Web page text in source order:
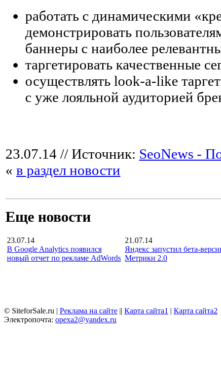
работать с динамическими
демонстрировать
баннеры с наиболее
таргетировать качественные
осуществлять look-a-like
с уже лояльной аудиторией
23.07.14 // Источник: SeoNews -
« в раздел новости
Еще новости
23.07.14
В Google Analytics появился
новый отчет по рекламе AdWords
21.07.14
Яндекс запустил бета-
Метрики 2.0
© SiteforSale.ru | Реклама на сайте || Карта сайта1 | Карта сайта2
Электропочта: opexa2@yandex.ru